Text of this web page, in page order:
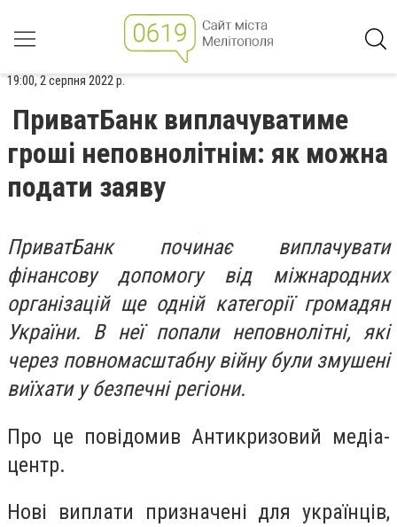
19:00, 2 серпня 2022 р.
ПриватБанк виплачуватиме
гроші неповнолітнім: як можна
подати заяву
ПриватБанк починає виплачувати
фінансову допомогу від міжнародних
організацій ще одній категорії громадян
України. В неї попали неповнолітні, які
через повномасштабну війну були змушені
виїхати у безпечні регіони.
Про це повідомив Антикризовий медіа-
центр.
Нові виплати призначені для українців,